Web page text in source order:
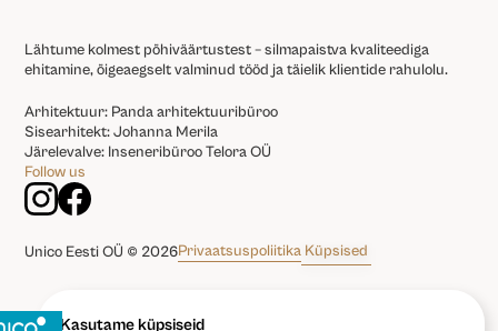
Lähtume kolmest põhiväärtustest – silmapaistva kvaliteediga
ehitamine, õigeaegselt valminud tööd ja täielik klientide rahulolu.
Arhitektuur: Panda arhitektuuribüroo
Sisearhitekt: Johanna Merila
Järelevalve: Inseneribüroo Telora OÜ
Follow us
Unico Eesti OÜ © 2026Privaatsuspoliitika Küpsised
Kasutame küpsiseid